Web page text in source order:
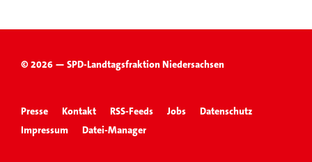
© 2026 — SPD-Landtagsfraktion Niedersachsen
Presse Kontakt RSS-Feeds Jobs
Datenschutz
Impressum
Datei-Manager